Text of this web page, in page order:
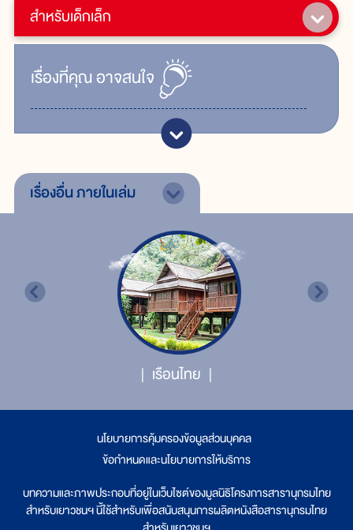
สำหรับเด็กเล็ก
เรื่ิองที่คุณอาจสนใจ
เรื่องอื่นภายในเล่ม
เรือนไทย
นโยบายการคุ้มครองข้อมูลส่วนบุคคล
ข้อกำหนดและนโยบายการให้บริการ
บทความและภาพประกอบที่อยู่ในเว็บไซต์ของมูลนิธิโครงการสารานุกรมไทย
สำหรับเยาวชนฯ นี้ใช้สำหรับเพื่อสนับสนุนการผลิตหนังสือสารานุกรมไทย